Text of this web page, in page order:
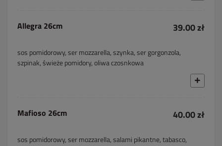
Allegra 26cm 39.00 zł
sos pomidorowy, ser mozzarella, szynka, ser gorgonzola,
szpinak, świeże pomidory, oliwa czosnkowa
Mafioso 26cm 40.00 zł
sos pomidorowy, ser mozzarella, salami pikantne, tabasco,